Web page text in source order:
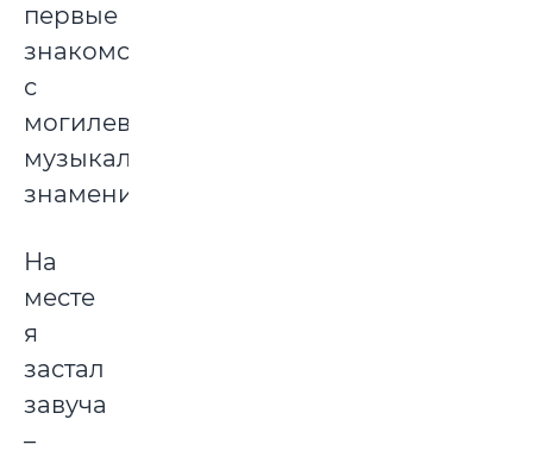
первые
знакомства
с
могилевскими
музыкальными
знаменитостями.
На
месте
я
застал
завуча
–